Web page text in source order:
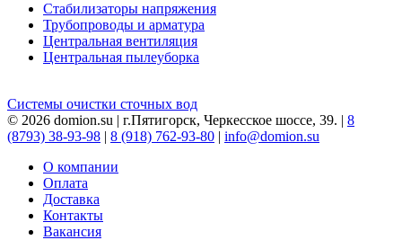
Стабилизаторы напряжения
Трубопроводы и арматура
Центральная вентиляция
Центральная пылеуборка
Системы очистки сточных вод
© 2026 domion.su | г.Пятигорск, Черкесское шоссе, 39. | 8
(8793) 38-93-98 | 8 (918) 762-93-80 | info@domion.su
О компании
Оплата
Доставка
Контакты
Вакансия